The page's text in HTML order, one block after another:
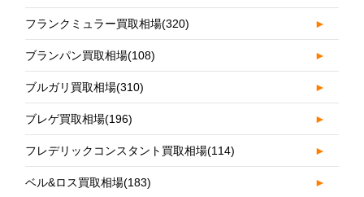
フランクミュラー買取相場(320) ►
ブランパン買取相場(108) ►
ブルガリ買取相場(310) ►
ブレゲ買取相場(196) ►
フレデリックコンスタント買取相場(114) ►
ベル&ロス買取相場(183) ►